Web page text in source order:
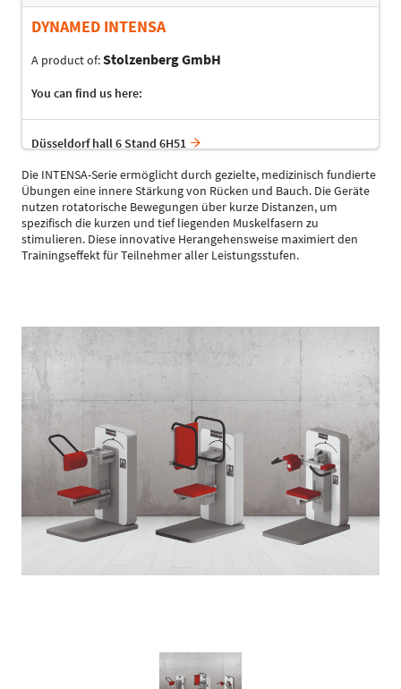
DYNAMED INTENSA
A product of:Stolzenberg GmbH
You can find us here:
Düsseldorf hall 6 Stand 6H51
Die INTENSA-Serie ermöglicht durch gezielte, medizinisch fundierte
Übungen eine innere Stärkung von Rücken und Bauch. Die Geräte
nutzen rotatorische Bewegungen über kurze Distanzen, um
spezifisch die kurzen und tief liegenden Muskelfasern zu
stimulieren. Diese innovative Herangehensweise maximiert den
Trainingseffekt für Teilnehmer aller Leistungsstufen.